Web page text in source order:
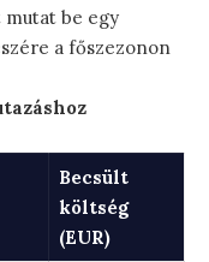
mutat be egy
a főszezonon
Becsült
költség
(EUR)